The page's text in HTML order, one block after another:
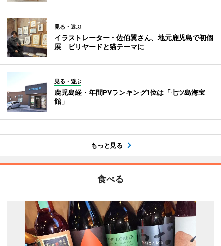
見る・遊ぶ
イラストレーター・佐伯翼さん、地元鹿児島で初個
展 ビリヤードと猫テーマに
見る・遊ぶ
鹿児島経・年間PVランキング1位は「七ツ島海宝
館」
もっと見る
食べる